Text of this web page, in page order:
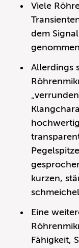
Viele
dem
Allerdings
kurzen,
Eine
Fähigkeit,